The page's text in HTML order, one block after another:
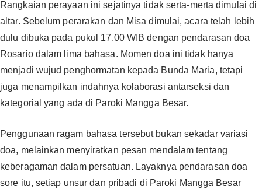
Rangkaian perayaan ini sejatinya tidak serta-merta dimulai di
altar. Sebelum perarakan dan Misa dimulai, acara telah lebih
dulu dibuka pada pukul 17.00 WIB dengan pendarasan doa
Rosario dalam lima bahasa. Momen doa ini tidak hanya
menjadi wujud penghormatan kepada Bunda Maria, tetapi
juga menampilkan indahnya kolaborasi antarseksi dan
kategorial yang ada di Paroki Mangga Besar.
Penggunaan ragam bahasa tersebut bukan sekadar variasi
doa, melainkan menyiratkan pesan mendalam tentang
keberagaman dalam persatuan. Layaknya pendarasan doa
sore itu, setiap unsur dan pribadi di Paroki Mangga Besar